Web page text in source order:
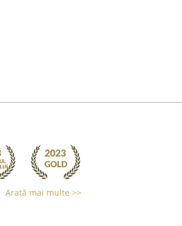
Arată mai multe >>